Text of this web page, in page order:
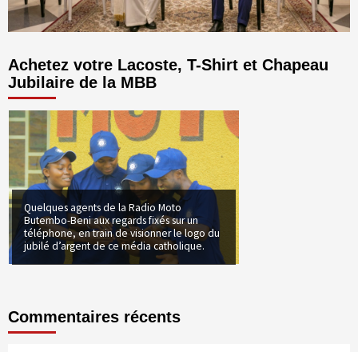
Achetez votre Lacoste, T-Shirt et Chapeau
Jubilaire de la MBB
Quelques agents de la Radio Moto
Butembo-Beni aux regards fixés sur un
téléphone, en train de visionner le logo du
jubilé d’argent de ce média catholique.
Commentaires récents